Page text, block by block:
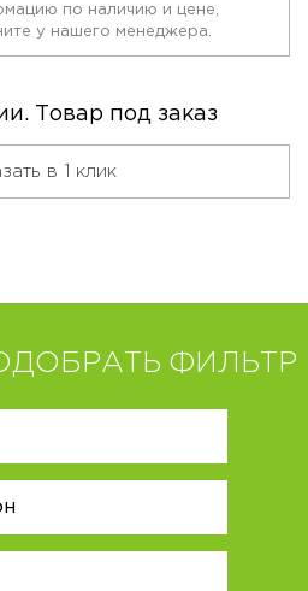
по наличию и цене,
у нашего менеджера.
Товар под заказ
в 1 клик
ФИЛЬТР